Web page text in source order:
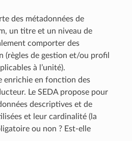
des métadonnées de
un titre et un niveau de
comporter des
(règles de gestion et/ou profil
à l’unité).
enrichie en fonction des
Le SEDA propose pour
descriptives et de
et leur cardinalité (la
ou non ? Est-elle